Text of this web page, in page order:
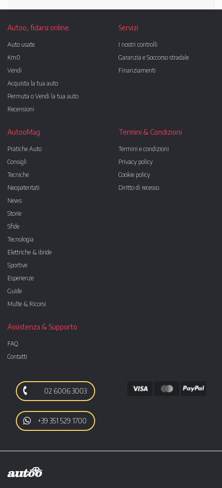
Autoo, fidarsi online.
Auto usate
Km0
Vendi
Acquista la tua auto
Permuta o Vendi la tua auto
Recensioni
Servizi
I nostri controlli
Garanzia e Soccorso stradale
Finanziamenti
AutooMag
Pratiche Auto
Consigli
Tecniche
Neopatentati
News
Storie
Sfide
Tecnologia
Elettriche & ibride
Sportive
Esperienze
Guide
Multe & Ricorsi
Termini & Condizioni
Termini e condizioni
Privacy policy
Cookie policy
Diritto di recesso
Assistenza & Supporto
FAQ
Contatti
02 6006 3003
+39 351 529 1700